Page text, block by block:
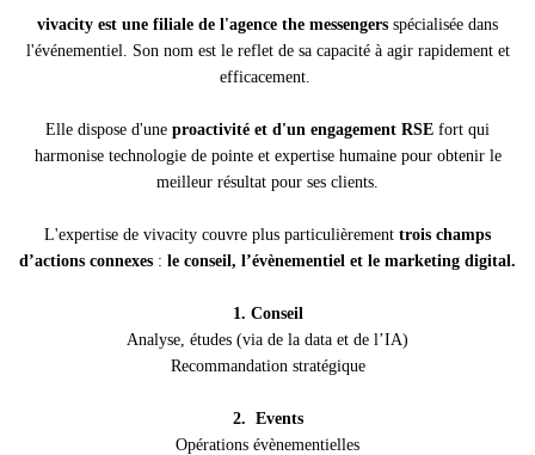
vivacity est une filiale de l'agence the messengers spécialisée dans
l'événementiel. Son nom est le reflet de sa capacité à agir rapidement et
efficacement.
Elle dispose d'une proactivité et d'un engagement RSE fort qui
harmonise technologie de pointe et expertise humaine pour obtenir le
meilleur résultat pour ses clients.
L'expertise de vivacity couvre plus particulièrement trois champs
d’actions connexes : le conseil, l’évènementiel et le marketing digital.
1. Conseil
Analyse, études (via de la data et de l’IA)
Recommandation stratégique
2. Events
Opérations évènementielles